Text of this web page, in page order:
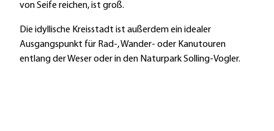
von Seife reichen, ist groß.
Die idyllische Kreisstadt ist außerdem ein idealer
Ausgangspunkt für Rad-, Wander- oder Kanutouren
entlang der Weser oder in den Naturpark Solling-Vogler.